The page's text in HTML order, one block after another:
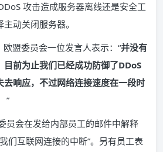
攻击造成服务器离线还是安全工
动关闭服务器。
盟委员会一位发言人表示：“并没有
前为止我们已经成功防御了DDoS
去响应，不过网络连接速度在一段时
”
员会在发给内部员工的邮件中解释
们互联网连接的中断”。另有员工表